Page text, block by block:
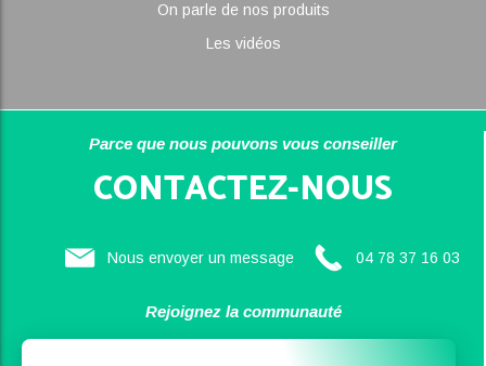
On parle de nos produits
Les vidéos
Parce que nous pouvons vous conseiller
CONTACTEZ-NOUS
Nous envoyer un message 04 78 37 16 03
Rejoignez la communauté